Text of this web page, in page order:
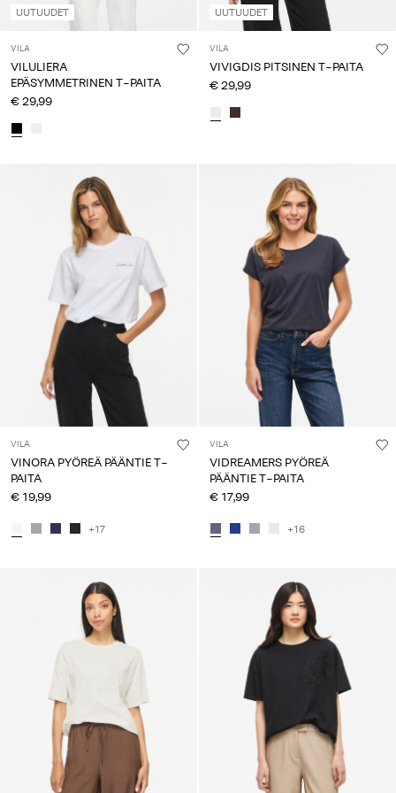
UUTUUDET
VILA
VILULIERA
EPÄSYMMETRINEN T-PAITA
€ 29,99
UUTUUDET
VILA
VIVIGDIS PITSINEN T-PAITA
€ 29,99
VILA
VINORA PYÖREÄ PÄÄNTIE T-
PAITA
€ 19,99
+17
VILA
VIDREAMERS PYÖREÄ
PÄÄNTIE T-PAITA
€ 17,99
+16